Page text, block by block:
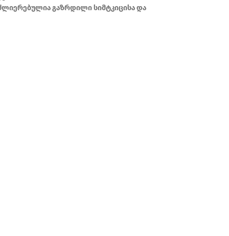
გაზრდილი სიმტკიცისა და